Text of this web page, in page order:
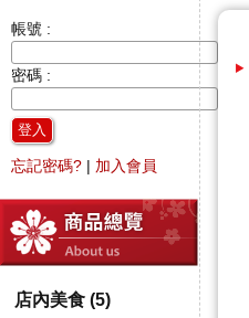
帳號 :
密碼 :
登入
忘記密碼? | 加入會員
店內美食 (5)